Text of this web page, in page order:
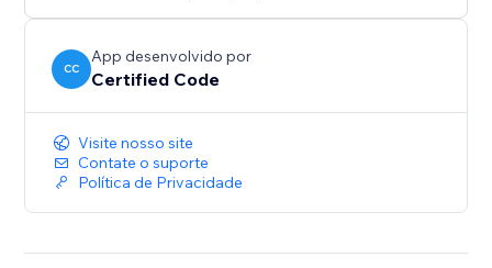
CC
App desenvolvido por
Certified Code
Visite nosso site
Contate o suporte
Política de Privacidade